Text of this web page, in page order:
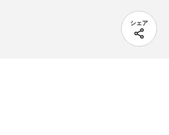
シェア